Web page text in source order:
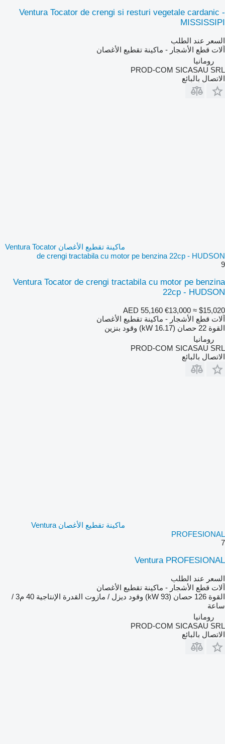
Ventura Tocator de crengi si resturi vegetale cardanic -
MISSISSIPI
السعر عند الطلب
آلات قطع الأشجار - ماكينة تقطيع الأغصان
رومانيا
PROD-COM SICASAU SRL
الاتصال بالبائع
ماكينة تقطيع الأغصان Ventura Tocator
de crengi tractabila cu motor pe benzina 22cp - HUDSON
9
Ventura Tocator de crengi tractabila cu motor pe benzina
22cp - HUDSON
AED 55,160 €13,000 ≈ $15,020
آلات قطع الأشجار - ماكينة تقطيع الأغصان
القوة 22 حصان (16.17 kW) وقود بنزين
رومانيا
PROD-COM SICASAU SRL
الاتصال بالبائع
ماكينة تقطيع الأغصان Ventura
PROFESIONAL
7
Ventura PROFESIONAL
السعر عند الطلب
آلات قطع الأشجار - ماكينة تقطيع الأغصان
القوة 126 حصان (93 kW) وقود ديزل / مازوت القدرة الإنتاجية
40 م3 /
ساعة
رومانيا
PROD-COM SICASAU SRL
الاتصال بالبائع